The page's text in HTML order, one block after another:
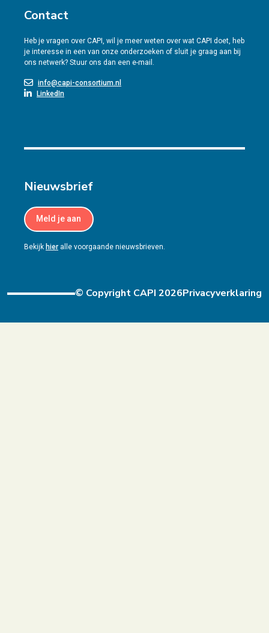
Contact
Heb je vragen over CAPI, wil je meer weten over wat CAPI doet, heb
je interesse in een van onze onderzoeken of sluit je graag aan bij
ons netwerk? Stuur ons dan een e-mail.
info@capi-consortium.nl
LinkedIn
Nieuwsbrief
Meld je aan
Bekijk hier alle voorgaande nieuwsbrieven.
© Copyright CAPI 2026Privacyverklaring